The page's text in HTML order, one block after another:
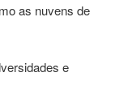
as nuvens de
e